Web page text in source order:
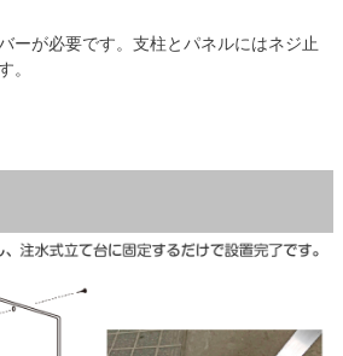
ーが必要です。支柱とパネルにはネジ止
。